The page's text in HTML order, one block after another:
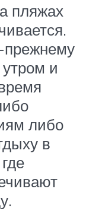
пляжах
и
либо
в